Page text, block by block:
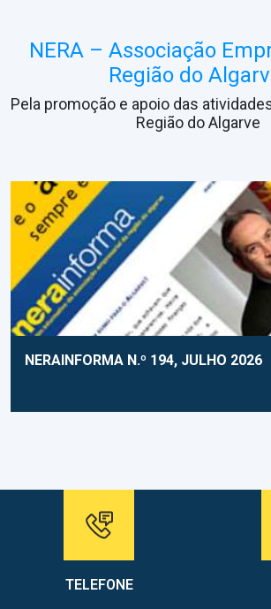
NERA – Associação
Região do
Pela promoção e apoio das
Região do Algarve
NERAINFORMA N.º 194, JULHO 2026
TELEFONE